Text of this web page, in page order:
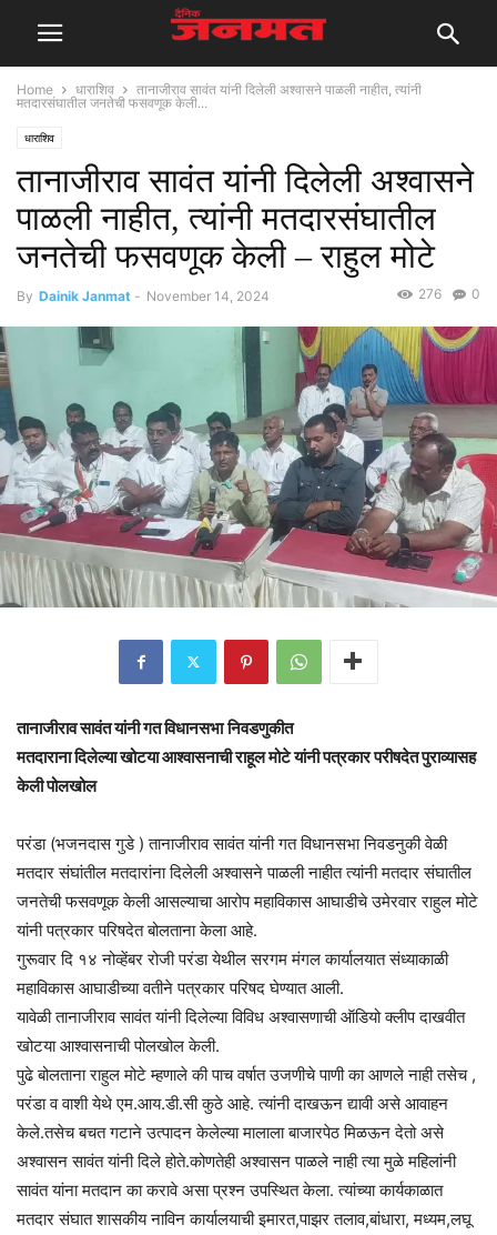
Home धाराशिव
तानाजीराव सावंत यांनी दिलेली अश्वासने पाळली नाहीत, त्यांनी
मतदारसंघातील जनतेची फसवणूक केली...
धाराशिव
तानाजीराव सावंत यांनी दिलेली अश्वासने
पाळली नाहीत, त्यांनी मतदारसंघातील
जनतेची फसवणूक केली – राहुल मोटे
By Dainik Janmat - November 14, 2024 0
276
तानाजीराव सावंत यांनी गत विधानसभा निवडणुकीत
मतदाराना दिलेल्या खोटया आश्वासनाची राहूल मोटे यांनी पत्रकार परीषदेत पुराव्यासह
केली पोलखोल
परंडा (भजनदास गुडे ) तानाजीराव सावंत यांनी गत विधानसभा निवडनुकी वेळी
मतदार संघांतील मतदारांना दिलेली अश्वासने पाळली नाहीत त्यांनी मतदार संघातील
जनतेची फसवणूक केली आसल्याचा आरोप महाविकास आघाडीचे उमेरवार राहुल मोटे
यांनी पत्रकार परिषदेत बोलताना केला आहे.
गुरूवार दि १४ नोव्हेंबर रोजी परंडा येथील सरगम मंगल कार्यालयात संध्याकाळी
महाविकास आघाडीच्या वतीने पत्रकार परिषद घेण्यात आली.
यावेळी तानाजीराव सावंत यांनी दिलेल्या विविध अश्वासणाची ऑडियो क्लीप दाखवीत
खोटया आश्वासनाची पोलखोल केली.
पुढे बोलताना राहुल मोटे म्हणाले की पाच वर्षात उजणीचे पाणी का आणले नाही तसेच ,
परंडा व वाशी येथे एम.आय.डी.सी कुठे आहे. त्यांनी दाखऊन द्यावी असे आवाहन
केले.तसेच बचत गटाने उत्पादन केलेल्या मालाला बाजारपेठ मिळऊन देतो असे
अश्वासन सावंत यांनी दिले होते.कोणतेही अश्वासन पाळले नाही त्या मुळे महिलांनी
सावंत यांना मतदान का करावे असा प्रश्न उपस्थित केला. त्यांच्या कार्यकाळात
मतदार संघात शासकीय नाविन कार्यालयाची इमारत,पाझर तलाव,बांधारा, मध्यम,लघू